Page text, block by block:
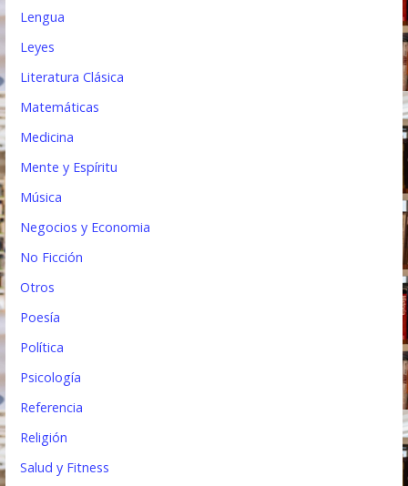
Lengua
Leyes
Literatura Clásica
Matemáticas
Medicina
Mente y Espíritu
Música
Negocios y Economia
No Ficción
Otros
Poesía
Política
Psicología
Referencia
Religión
Salud y Fitness